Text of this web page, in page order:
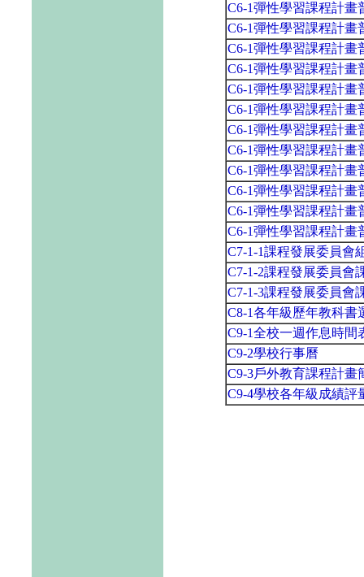
C6-1彈性學習課程計畫
C6-1彈性學習課程計畫
C6-1彈性學習課程計畫
C6-1彈性學習課程計畫
C6-1彈性學習課程計畫
C6-1彈性學習課程計畫
C6-1彈性學習課程計畫
C6-1彈性學習課程計畫
C6-1彈性學習課程計畫
C6-1彈性學習課程計畫
C6-1彈性學習課程計畫
C6-1彈性學習課程計畫
C7-1-1課程發展委員會
C7-1-2課程發展委員會
C7-1-3課程發展委員會
C8-1各年級歷年教科書
C9-1全校一週作息時間
C9-2學校行事曆
C9-3戶外教育課程計畫
C9-4學校各年級成績評